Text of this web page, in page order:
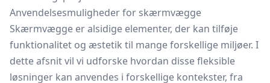
Anvendelsesmuligheder for skærmvægge
Skærmvægge er alsidige elementer, der kan tilføje
funktionalitet og æstetik til mange forskellige miljøer. I
dette afsnit vil vi udforske hvordan disse fleksible
løsninger kan anvendes i forskellige kontekster, fra